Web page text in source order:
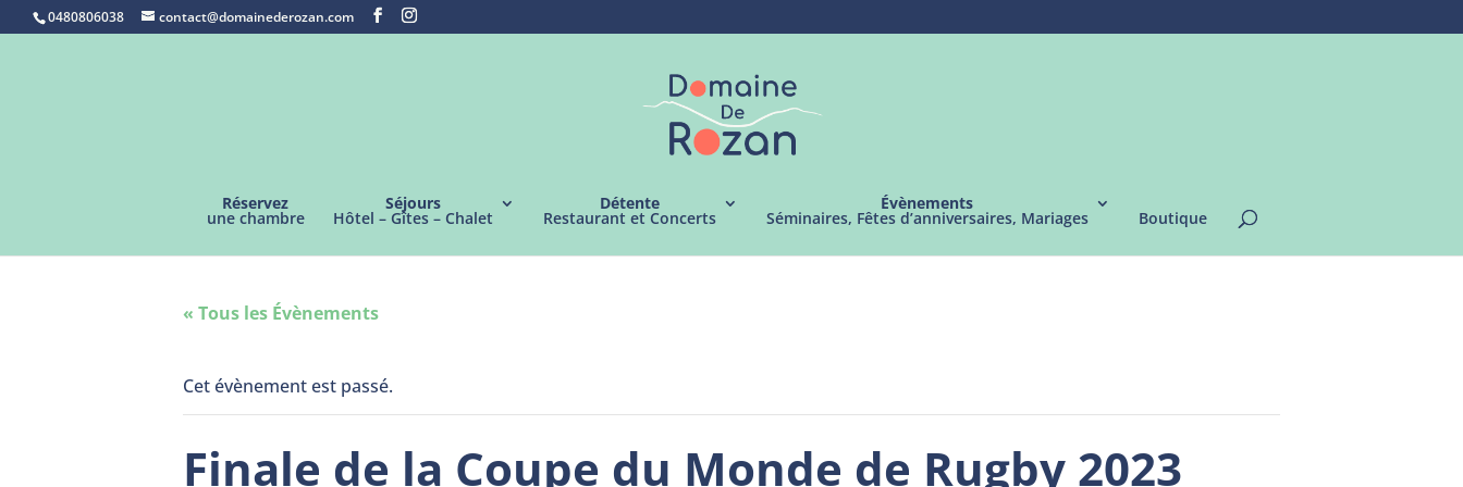
0480806038 contact@domainederozan.com
Réservez
une chambre
Séjours
Hôtel – Gîtes – Chalet
Détente
Restaurant et Concerts
Évènements
Séminaires, Fêtes d’anniversaires, Mariages Boutique
« Tous les Évènements
Cet évènement est passé.
Finale de la Coupe du Monde de Rugby 2023